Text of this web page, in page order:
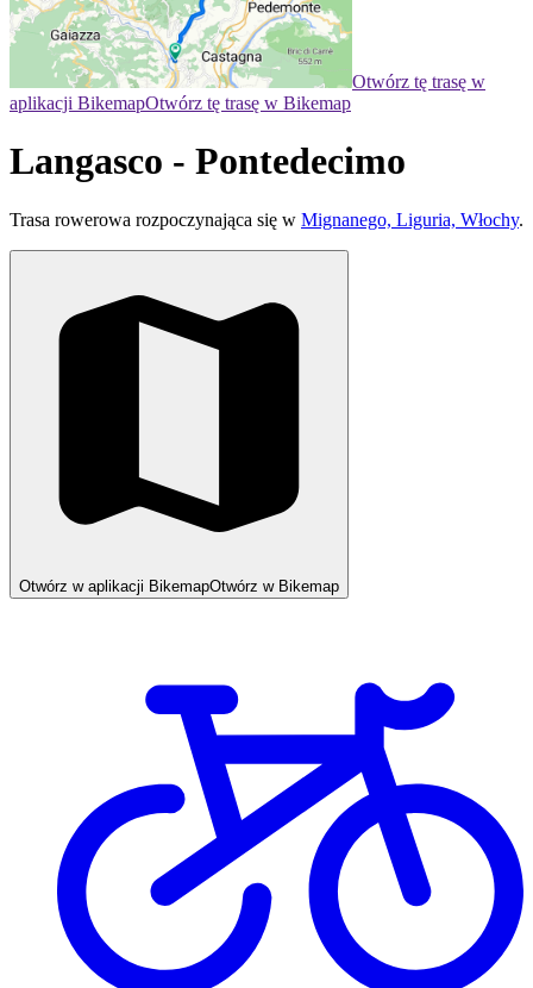
Otwórz tę trasę w
aplikacji BikemapOtwórz tę trasę w Bikemap
Langasco - Pontedecimo
Trasa rowerowa rozpoczynająca się w Mignanego, Liguria, Włochy.
Otwórz w aplikacji BikemapOtwórz w Bikemap